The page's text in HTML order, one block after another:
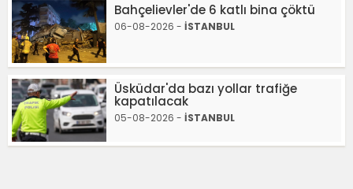
Bahçelievler'de 6 katlı bina çöktü
06-08-2026 - İSTANBUL
Üsküdar'da bazı yollar trafiğe
kapatılacak
05-08-2026 - İSTANBUL